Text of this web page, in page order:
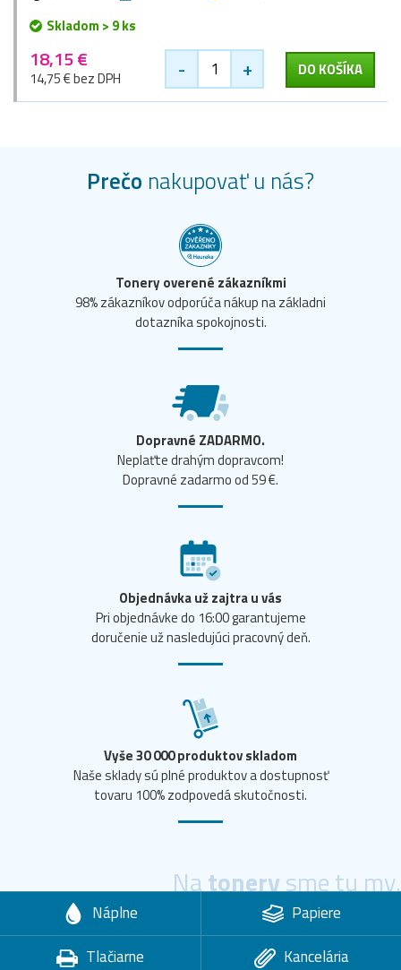
Skladom > 9 ks
18,15 €
14,75 € bez DPH - + DO KOŠÍKA
Prečo nakupovať u nás?
Tonery overené zákazníkmi
98% zákazníkov odporúča nákup na základni
dotazníka spokojnosti.
Dopravné ZADARMO.
Neplaťte drahým dopravcom!
Dopravné zadarmo od 59 €.
Objednávka už zajtra u vás
Pri objednávke do 16:00 garantujeme
doručenie už nasledujúci pracovný deň.
Vyše 30 000 produktov skladom
Naše sklady sú plné produktov a dostupnosť
tovaru 100% zodpovedá skutočnosti.
Natonerysme tu my.
Náplne
Papiere
Tlačiarne
Kancelária